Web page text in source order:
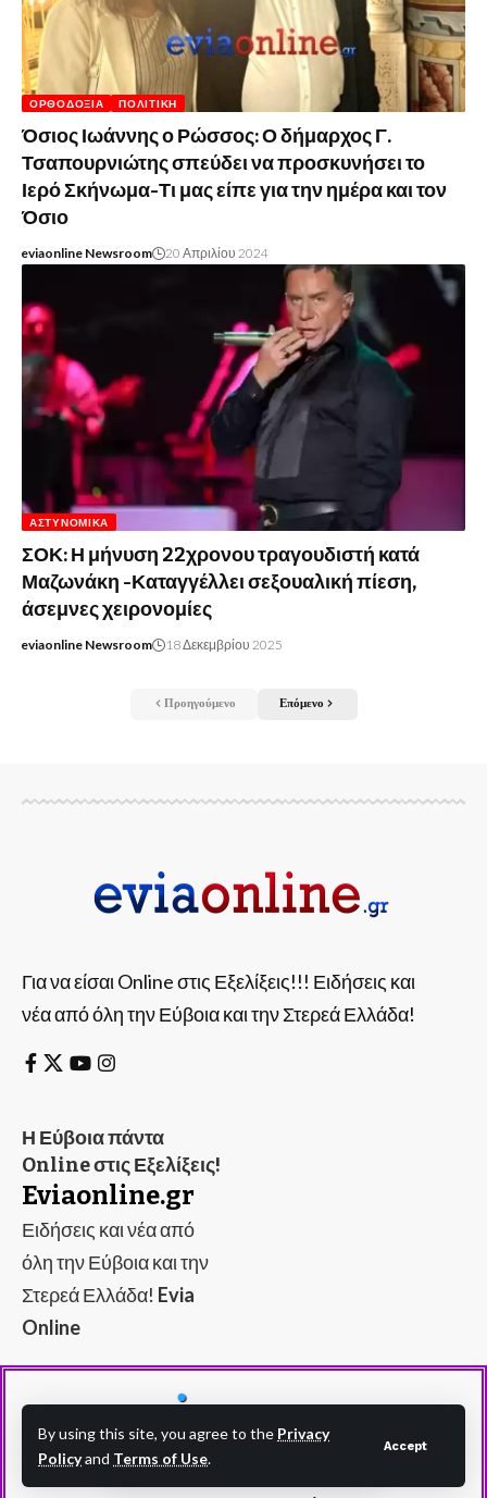
By using this site, you agree to the Privacy
Policyand Terms of Use.
Accept
ΟΡΘΟΔΟΞΊΑ ΠΟΛΙΤΙΚΉ
Όσιος Ιωάννης ο Ρώσσος: Ο δήμαρχος Γ.
Τσαπουρνιώτης σπεύδει να προσκυνήσει το
Ιερό Σκήνωμα-Τι μας είπε για την ημέρα και τον
Όσιο
eviaonline Newsroom 20 Απριλίου 2024
ΑΣΤΥΝΟΜΙΚΆ
ΣΟΚ: Η μήνυση 22χρονου τραγουδιστή κατά
Μαζωνάκη -Καταγγέλλει σεξουαλική πίεση,
άσεμνες χειρονομίες
eviaonline Newsroom 18 Δεκεμβρίου 2025
Προηγούμενο Επόμενο
Για να είσαι Online στις Εξελίξεις!!! Ειδήσεις και
νέα από όλη την Εύβοια και την Στερεά Ελλάδα!
Η Εύβοια πάντα
Online στις Εξελίξεις!
Eviaonline.gr
Ειδήσεις και νέα από
όλη την Εύβοια και την
Στερεά Ελλάδα! Evia
Online